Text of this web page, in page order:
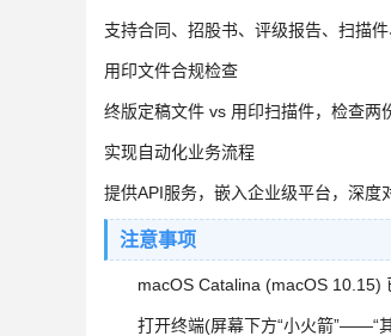
支持合同、招股书、评级报告、扫描
用印文件合规检查
终版定稿文件 vs 用印扫描件，检查两
实现自动化业务流程
提供API服务，嵌入企业级平台，深
注意事项
macOS Catalina (macOS 10.15)
打开终端(屏幕下方“小火箭”——“其